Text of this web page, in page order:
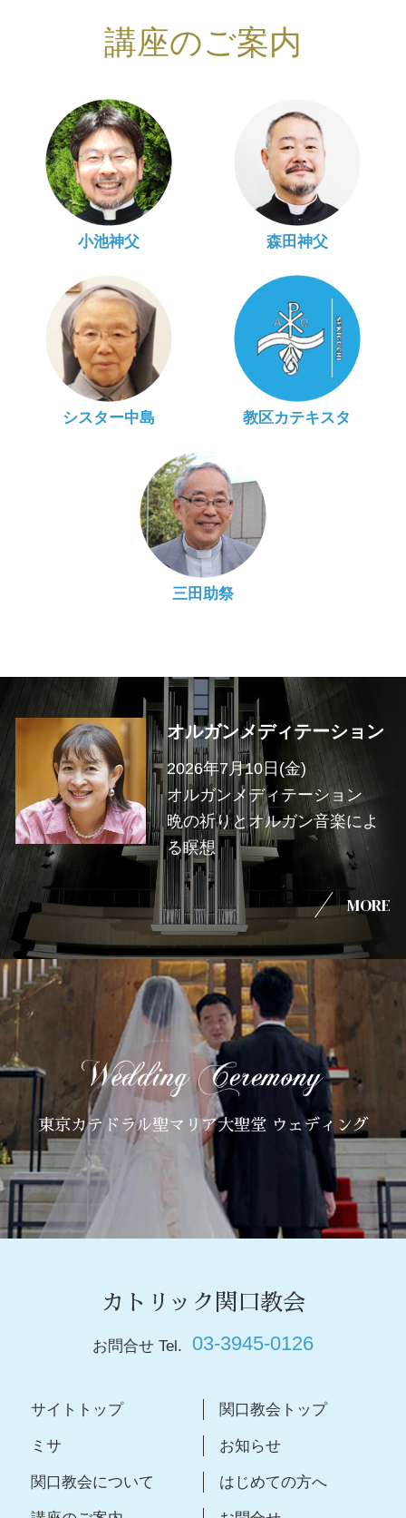
講座のご案内
小池神父 森田神父
シスター中島 教区カテキスタ
三田助祭
オルガンメディテーション
2026年7月10日(金)
オルガンメディテーション
晩の祈りとオルガン音楽によ
る瞑想
MORE
東京カテドラル聖マリア大聖堂 ウェディング
カトリック関口教会
お問合せ Tel. 03-3945-0126
サイトトップ 関口教会トップ
ミサ お知らせ
関口教会について はじめての方へ